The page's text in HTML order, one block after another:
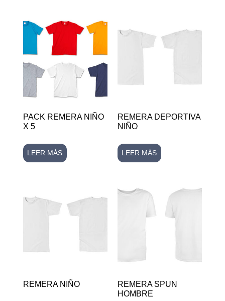
PACK REMERA NIÑO
X 5
LEER MÁS
REMERA DEPORTIVA
NIÑO
LEER MÁS
REMERA NIÑO
REMERA SPUN
HOMBRE